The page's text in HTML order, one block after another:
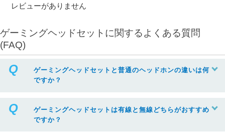
レビューがありません
ゲーミングヘッドセットに関するよくある質問
(FAQ)
ゲーミングヘッドセットと普通のヘッドホンの違いは何
ですか？
ゲーミングヘッドセットは有線と無線どちらがおすすめ
ですか？